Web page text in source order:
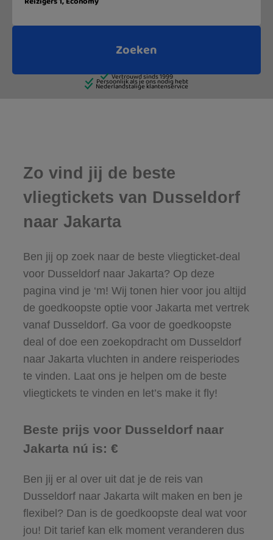
Zo vind jij de beste
vliegtickets van Dusseldorf
naar Jakarta
Ben jij op zoek naar de beste vliegticket-deal
voor Dusseldorf naar Jakarta? Op deze
pagina vind je ‘m! Wij tonen hier voor jou altijd
de goedkoopste optie voor Jakarta met vertrek
vanaf Dusseldorf. Ga voor de goedkoopste
deal of doe een zoekopdracht om Dusseldorf
naar Jakarta vluchten in andere reisperiodes
te vinden. Laat ons je helpen om de beste
vliegtickets te vinden en let’s make it fly!
Beste prijs voor Dusseldorf naar
Jakarta nú is: €
Ben jij er al over uit dat je de reis van
Dusseldorf naar Jakarta wilt maken en ben je
flexibel? Dan is de goedkoopste deal wat voor
jou! Dit tarief kan elk moment veranderen dus